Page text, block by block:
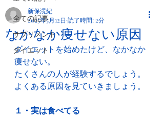
全ての記事
サプリメント
ダイエット
なかなか痩せない原因
新保滉紀
2025年5月12日 読了時間: 2分
ダイエットを始めたけど、なかなか
痩せない。
たくさんの人が経験するでしょう。
よくある原因を見ていきましょう。
１・実は食べてる